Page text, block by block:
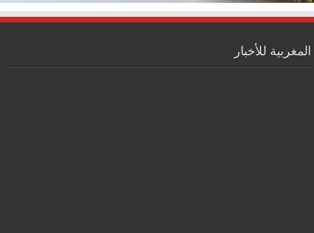
المغربية للأخبار